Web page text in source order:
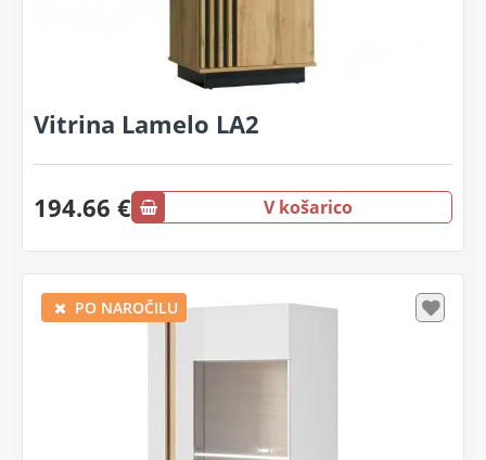
Vitrina Lamelo LA2
194.66 € V košarico
PO NAROČILU